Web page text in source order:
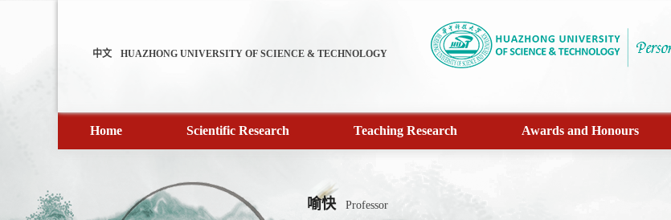
中文 HUAZHONG UNIVERSITY OF SCIENCE & TECHNOLOGY
Home Scientific Research Teaching Research Awards and Honours
喻快
Professor